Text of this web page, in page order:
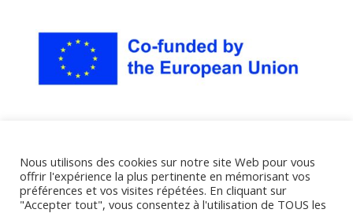
Nous utilisons des cookies sur notre site Web pour vous
offrir l'expérience la plus pertinente en mémorisant vos
préférences et vos visites répétées. En cliquant sur
"Accepter tout", vous consentez à l'utilisation de TOUS les